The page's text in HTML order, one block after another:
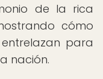
de la rica
cómo
para
nación.